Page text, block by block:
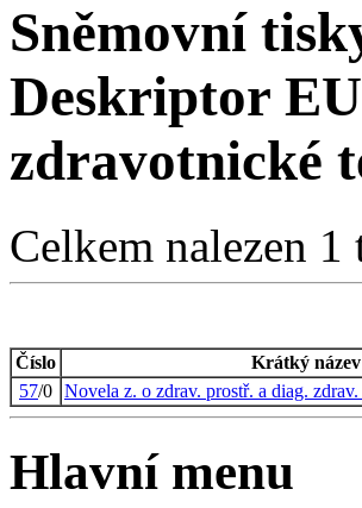
Sněmovní
Deskriptor
zdravotnické
Celkem nalezen 1
Číslo
Krátký název
57/0 Novela z. o zdrav. prostř. a diag.
Hlavní menu